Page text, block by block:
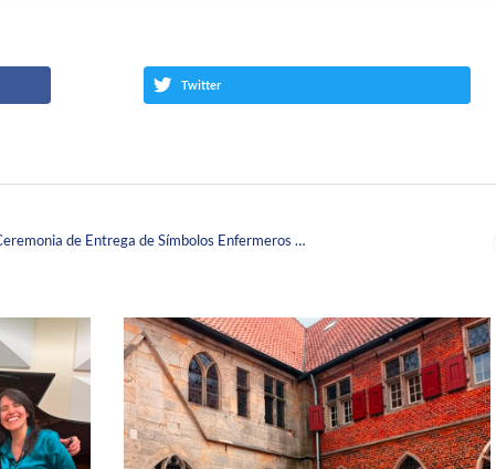
Twitter
Disfruta de los mejores momentos de la Ceremonia de Entrega de Símbolos Enfermeros 2022-1